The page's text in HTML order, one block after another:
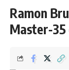
Ramon
Master-35